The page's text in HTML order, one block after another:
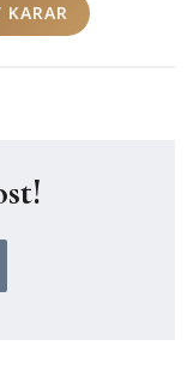
KARAR